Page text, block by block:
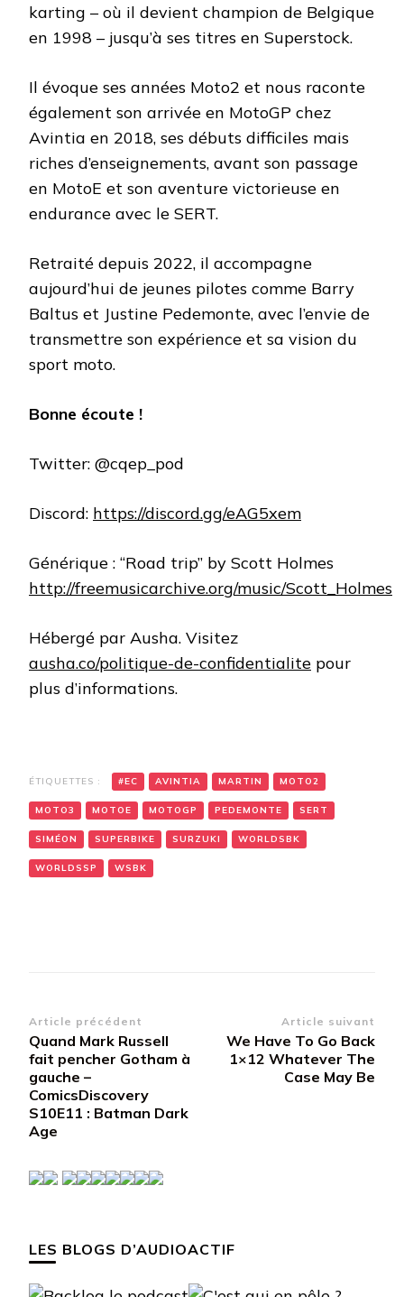
karting – où il devient champion de Belgique
en 1998 – jusqu’à ses titres en Superstock.
Il évoque ses années Moto2 et nous raconte
également son arrivée en MotoGP chez
Avintia en 2018, ses débuts difficiles mais
riches d’enseignements, avant son passage
en MotoE et son aventure victorieuse en
endurance avec le SERT.
Retraité depuis 2022, il accompagne
aujourd’hui de jeunes pilotes comme Barry
Baltus et Justine Pedemonte, avec l’envie de
transmettre son expérience et sa vision du
sport moto.
Bonne écoute !
Twitter: @cqep_pod
Discord: https://discord.gg/eAG5xem
Générique : “Road trip” by Scott Holmes
http://freemusicarchive.org/music/Scott_Holmes
Hébergé par Ausha. Visitez
ausha.co/politique-de-confidentialite pour
plus d’informations.
ÉTIQUETTES : #EC AVINTIA MARTIN MOTO2
MOTO3 MOTOE MOTOGP PEDEMONTE SERT
SIMÉON SUPERBIKE SURZUKI WORLDSBK
WORLDSSP WSBK
Navigation
d’article
Article précédent
Quand Mark Russell
fait pencher Gotham à
gauche –
ComicsDiscovery
S10E11 : Batman Dark
Age
Article suivant
We Have To Go Back
1×12 Whatever The
Case May Be
LES BLOGS D’AUDIOACTIF